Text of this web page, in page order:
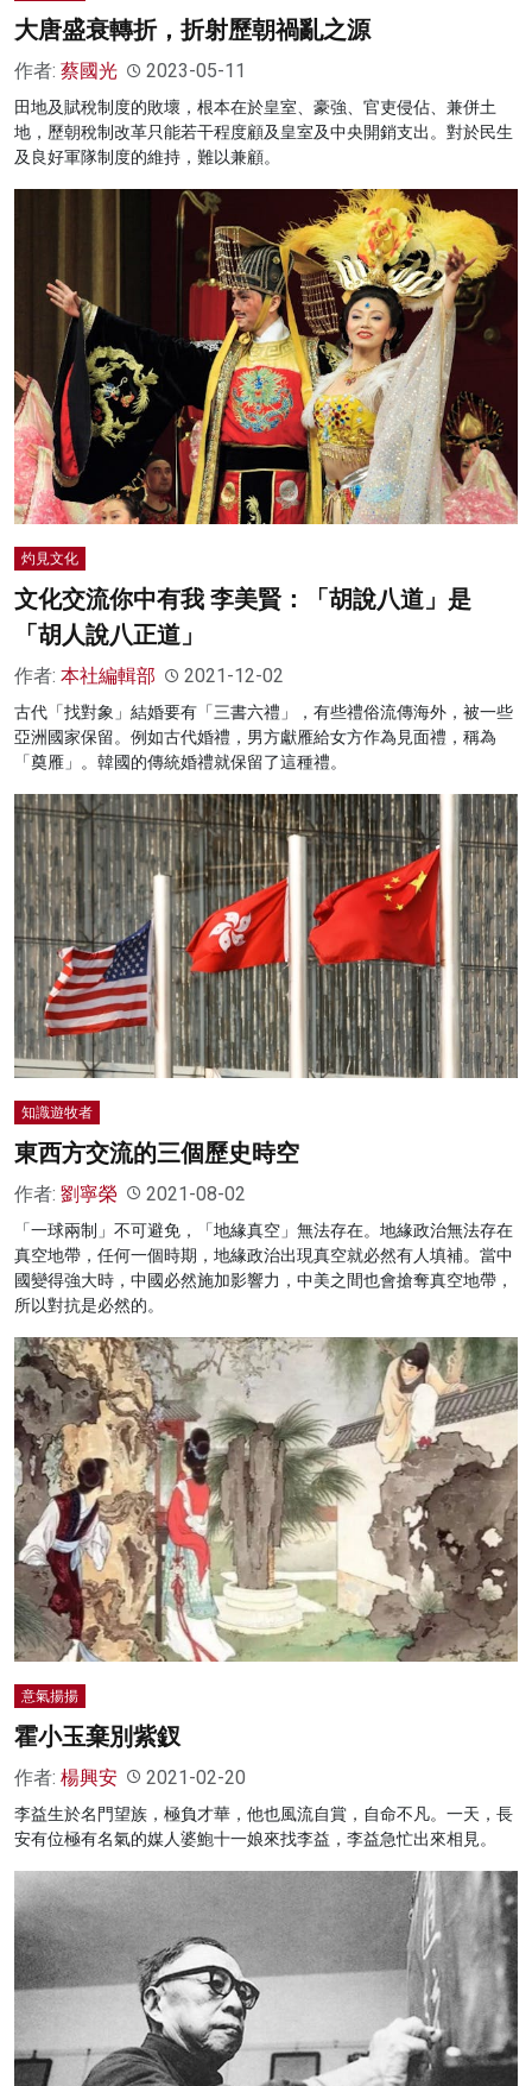
大唐盛衰轉折，折射歷朝禍亂之源
作者: 蔡國光 2023-05-11
田地及賦稅制度的敗壞，根本在於皇室、豪強、官吏侵佔、兼併土
地，歷朝稅制改革只能若干程度顧及皇室及中央開銷支出。對於民生
及良好軍隊制度的維持，難以兼顧。
灼見文化
文化交流你中有我 李美賢：「胡說八道」是
「胡人說八正道」
作者: 本社編輯部 2021-12-02
古代「找對象」結婚要有「三書六禮」，有些禮俗流傳海外，被一些
亞洲國家保留。例如古代婚禮，男方獻雁給女方作為見面禮，稱為
「奠雁」。韓國的傳統婚禮就保留了這種禮。
知識遊牧者
東西方交流的三個歷史時空
作者: 劉寧榮 2021-08-02
「一球兩制」不可避免，「地緣真空」無法存在。地緣政治無法存在
真空地帶，任何一個時期，地緣政治出現真空就必然有人填補。當中
國變得強大時，中國必然施加影響力，中美之間也會搶奪真空地帶，
所以對抗是必然的。
意氣揚揚
霍小玉棄別紫釵
作者: 楊興安 2021-02-20
李益生於名門望族，極負才華，他也風流自賞，自命不凡。一天，長
安有位極有名氣的媒人婆鮑十一娘來找李益，李益急忙出來相見。